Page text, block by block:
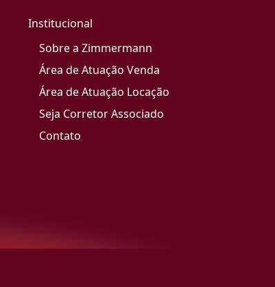
Institucional
Sobre a Zimmermann
Área de Atuação Venda
Área de Atuação Locação
Seja Corretor Associado
Contato